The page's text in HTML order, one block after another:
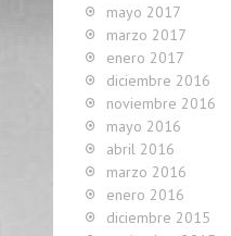
mayo 2017
marzo 2017
enero 2017
diciembre 2016
noviembre 2016
mayo 2016
abril 2016
marzo 2016
enero 2016
diciembre 2015